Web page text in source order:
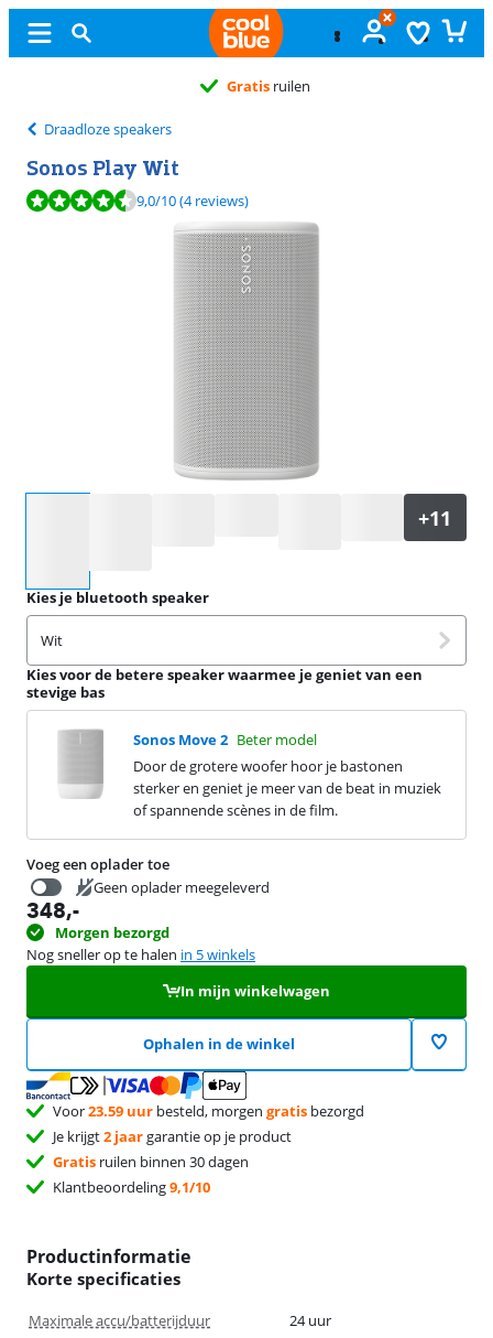
Gratis ruilen
Draadloze speakers
Sonos Play Wit
Beoordeling is 9,0 van de 10, gebaseerd op 4 reviews.
9,0/10(4 reviews)
Kies je bluetooth speaker
Wit
Kies voor de betere speaker waarmee je geniet van een
stevige bas
Sonos Move 2 Beter model
Door de grotere woofer hoor je bastonen
sterker en geniet je meer van de beat in muziek
of spannende scènes in de film.
Voeg een oplader toe
Geen oplader meegeleverd
348,-
Morgen bezorgd
Nog sneller op te halen in 5 winkels
In mijn winkelwagen
Ophalen in de winkel
Voor23.59 uur besteld, morgen gratis bezorgd
Je krijgt2 jaargarantie op je product
Gratis ruilen binnen 30 dagen
Klantbeoordeling9,1/10
Productinformatie
Korte specificaties
Maximale accu/batterijduur 24 uur